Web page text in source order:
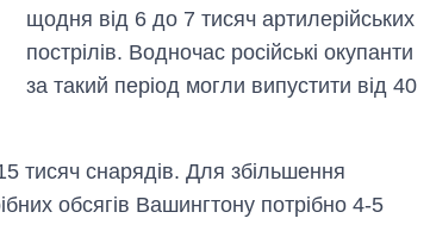
щодня від 6 до 7 тисяч артилерійських
пострілів. Водночас російські окупанти
за такий період могли випустити від 40
снарядів. Для збільшення
обсягів Вашингтону потрібно 4-5